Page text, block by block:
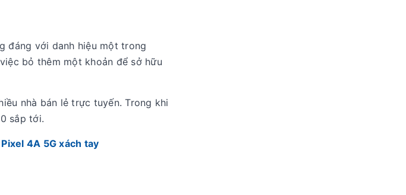
đáng với danh hiệu một trong
bỏ thêm một khoản để sở hữu
nhà bán lẻ trực tuyến. Trong khi
sắp tới.
4A 5G xách tay